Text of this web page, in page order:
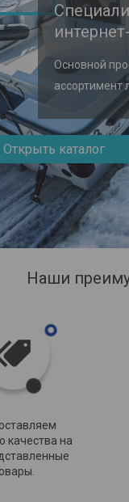
Основной
ассортимент
Открыть каталог
Наши
качества на